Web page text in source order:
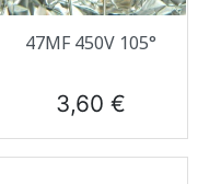
47ΜF 450V 105°
Prix
3,60 €